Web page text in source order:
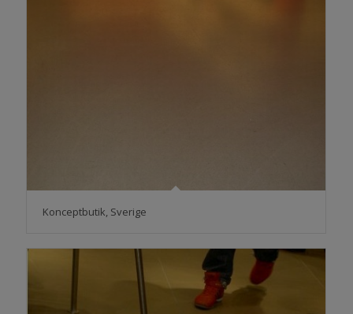
Konceptbutik, Sverige